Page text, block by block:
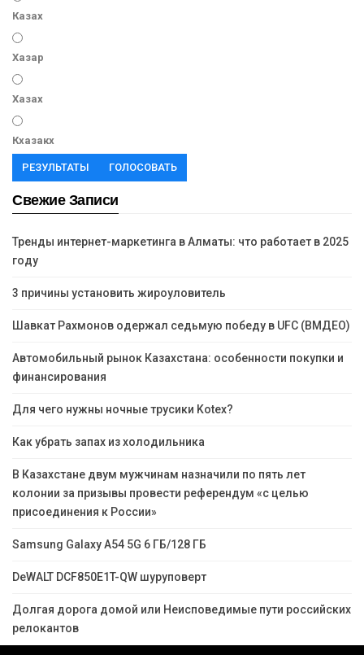
Казах
Хазар
Хазах
Кхазакх
РЕЗУЛЬТАТЫ ГОЛОСОВАТЬ
Свежие Записи
Тренды интернет-маркетинга в Алматы: что работает в 2025
году
3 причины установить жироуловитель
Шавкат Рахмонов одержал седьмую победу в UFC (ВМДЕО)
Автомобильный рынок Казахстана: особенности покупки и
финансирования
Для чего нужны ночные трусики Kotex?
Как убрать запах из холодильника
В Казахстане двум мужчинам назначили по пять лет
колонии за призывы провести референдум «с целью
присоединения к России»
Samsung Galaxy A54 5G 6 ГБ/128 ГБ
DeWALT DCF850E1T-QW шуруповерт
Долгая дорога домой или Неисповедимые пути российских
релокантов